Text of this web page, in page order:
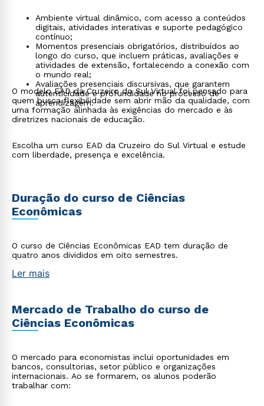
Ambiente virtual dinâmico, com acesso a conteúdos
digitais, atividades interativas e suporte pedagógico
contínuo;
Momentos presenciais obrigatórios, distribuídos ao
longo do curso, que incluem práticas, avaliações e
atividades de extensão, fortalecendo a conexão com
o mundo real;
Avaliações presenciais discursivas, que garantem
autenticidade e profundidade no processo de
aprendizagem.
O modelo EAD da Cruzeiro do Sul Virtual foi pensado para
quem busca flexibilidade sem abrir mão da qualidade, com
uma formação alinhada às exigências do mercado e às
diretrizes nacionais de educação.
Escolha um curso EAD da Cruzeiro do Sul Virtual e estude
com liberdade, presença e excelência.
Duração do curso de Ciências
Econômicas
O curso de Ciências Econômicas EAD tem duração de
quatro anos divididos em oito semestres.
Ler mais
Mercado de Trabalho do curso de
Ciências Econômicas
O mercado para economistas inclui oportunidades em
bancos, consultorias, setor público e organizações
internacionais. Ao se formarem, os alunos poderão
trabalhar com: